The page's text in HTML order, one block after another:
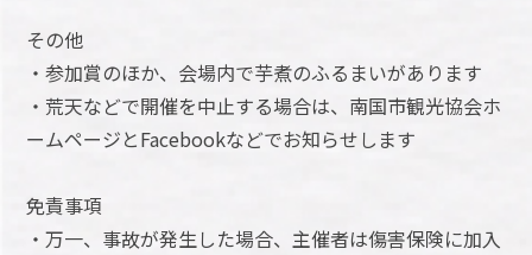
その他
・参加賞のほか、会場内で芋煮のふるまいがあります
・荒天などで開催を中止する場合は、南国市観光協会ホ
ームページとFacebookなどでお知らせします
免責事項
・万一、事故が発生した場合、主催者は傷害保険に加入